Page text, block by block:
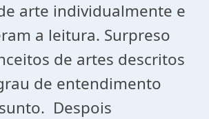
arte individualmente e
a leitura. Surpreso
de artes descritos
de entendimento
Despois